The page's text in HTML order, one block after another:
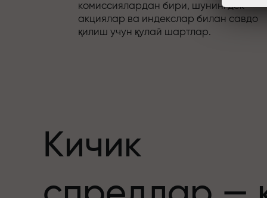
комиссиялардан бири, шунингдек
акциялар ва индекслар билан савдо
қилиш учун қулай шартлар.
Aleš Loprais савдо оламига интилиш ва
Кичик